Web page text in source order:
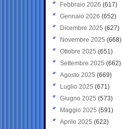
Febbraio 2026 (617)
Gennaio 2026 (652)
Dicembre 2025 (627)
Novembre 2025 (668)
Ottobre 2025 (651)
Settembre 2025 (662)
Agosto 2025 (669)
Luglio 2025 (671)
Giugno 2025 (573)
Maggio 2025 (591)
Aprile 2025 (622)